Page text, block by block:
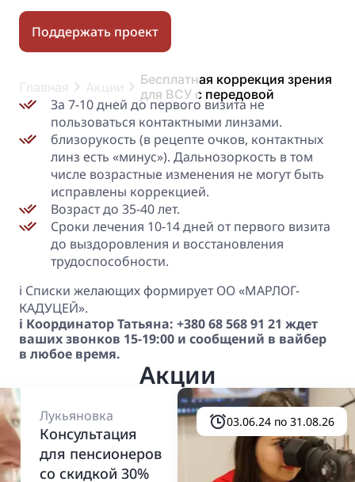
Поддержать проект
Главная Акции
Бесплатная коррекция зрения
для ВСУ с передовой
За 7-10 дней до первого визита не
пользоваться контактными линзами.
близорукость (в рецепте очков, контактных
линз есть «минус»). Дальнозоркость в том
числе возрастные изменения не могут быть
исправлены коррекцией.
Возраст до 35-40 лет.
Сроки лечения 10-14 дней от первого визита
до выздоровления и восстановления
трудоспособности.
ℹ️ Списки желающих формирует ОО «МАРЛОГ-
КАДУЦЕЙ».
ℹ️ Координатор Татьяна: +380 68 568 91 21 ждет
ваших звонков 15-19:00 и сообщений в вайбер
в любое время.
Акции
Лукьяновка
Консультация
для пенсионеров
со скидкой 30%
03.06.24 по 31.08.26